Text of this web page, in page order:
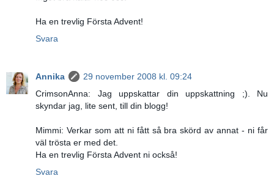
Ha en trevlig Första Advent!
Svara
Annika
29 november 2008 kl. 09:24
CrimsonAnna: Jag uppskattar din uppskattning ;). Nu
skyndar jag, lite sent, till din blogg!
Mimmi: Verkar som att ni fått så bra skörd av annat - ni får
väl trösta er med det.
Ha en trevlig Första Advent ni också!
Svara